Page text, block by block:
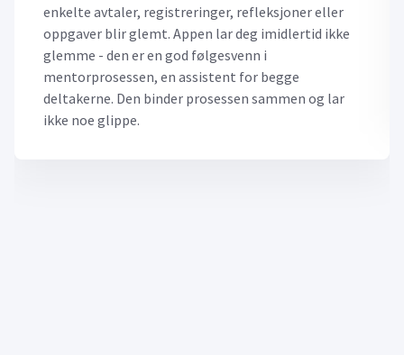
enkelte avtaler, registreringer, refleksjoner eller
oppgaver blir glemt. Appen lar deg imidlertid ikke
glemme - den er en god følgesvenn i
mentorprosessen, en assistent for begge
deltakerne. Den binder prosessen sammen og lar
ikke noe glippe.